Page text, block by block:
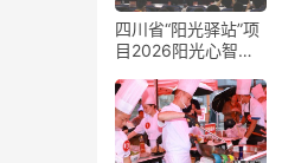
四川省“阳光驿站”项
目2026阳光心智成
举行